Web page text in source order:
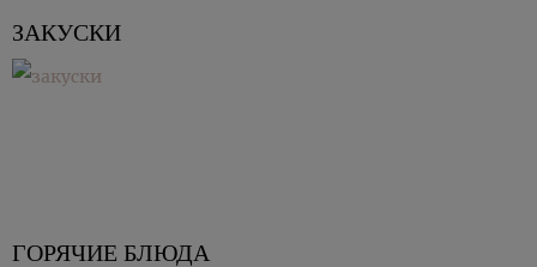
ЗАКУСКИ
ГОРЯЧИЕ БЛЮДА